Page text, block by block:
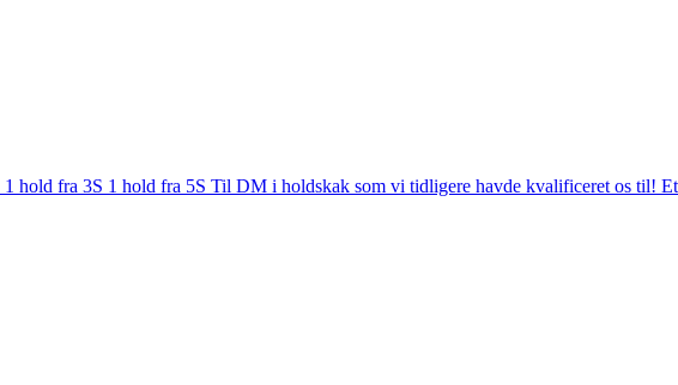
hold fra 3S 1 hold fra 5S Til DM i holdskak som vi tidligere havde kvalificeret os til!